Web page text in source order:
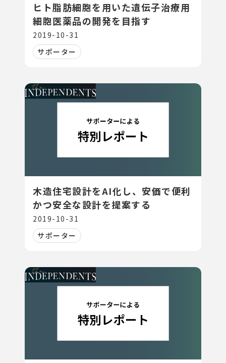
ヒト脂肪細胞を用いた遺伝子治療用
細胞医薬品の開発を目指す
2019-10-31
サポーター
木造住宅設計をAI化し、安価で便利
かつ安全な設計を提案する
2019-10-31
サポーター